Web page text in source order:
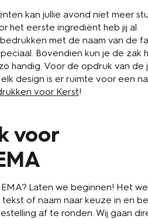
kan jullie avond niet meer
het eerste ingrediënt heb jij al
met de naam van de
Bovendien kun je de zak
handig. Voor de opdruk van de
design is er ruimte voor een
voor Kerst!
voor
Laten we beginnen! Het
of naam naar keuze in en
af te ronden. Wij gaan